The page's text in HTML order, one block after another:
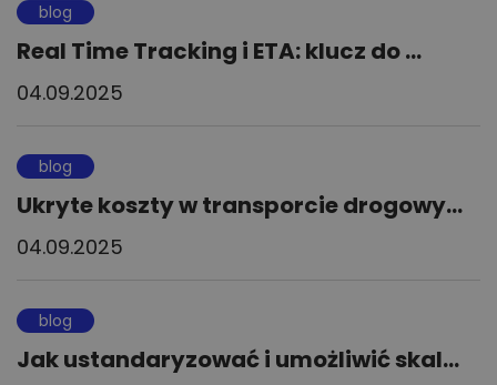
blog
Real Time Tracking i ETA: klucz do ...
04.09.2025
blog
Ukryte koszty w transporcie drogowy...
04.09.2025
blog
Jak ustandaryzować i umożliwić skal...